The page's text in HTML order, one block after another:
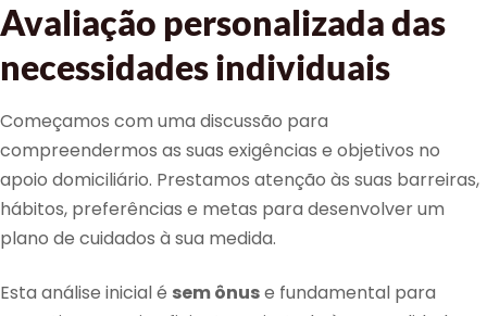
Avaliação personalizada das
necessidades individuais
Começamos com uma discussão para
compreendermos as suas exigências e objetivos no
apoio domiciliário. Prestamos atenção às suas barreiras,
hábitos, preferências e metas para desenvolver um
plano de cuidados à sua medida.
Esta análise inicial é sem ônuse fundamental para